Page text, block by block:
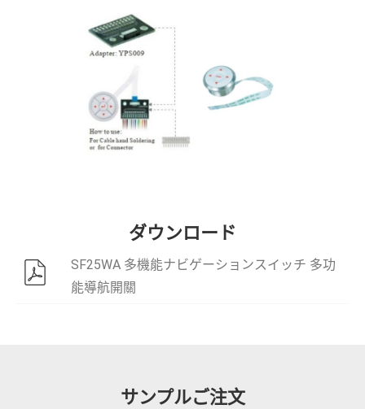
ダウンロード
SF25WA 多機能ナビゲーションスイッチ 多功
能導航開關
サンプルご注文